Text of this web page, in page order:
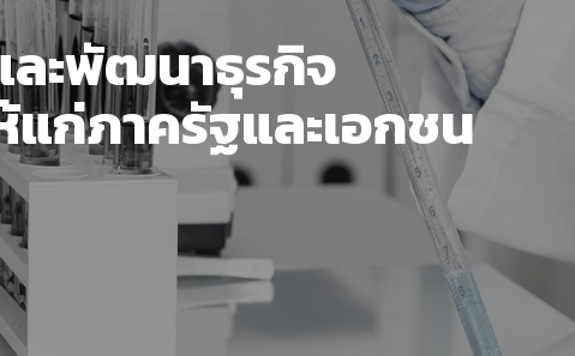
ลหะมีค่าจากตัวเร่ง
ไทย
ะพัฒนาธุรกิจ
แก่ภาครัฐและเอกชน